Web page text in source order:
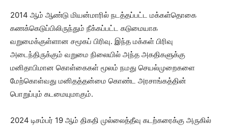
2014 ஆம் ஆண்டு மியன்மாரில் நடத்தப்பட்ட மக்கள்தொகை
கணக்கெடுப்பிலிருந்தும் நீக்கப்பட்ட கடுமையாக
வறுமைக்குள்ளான சமூகப் பிரிவு. இந்த மக்கள் பிரிவு
அடைந்திருக்கும் வறுமை நிலையில் அந்த அகதிகளுக்கு
மனிதாபிமான கொள்கைகள் மூலம் நமது செயல்முறைகளை
மேற்கொள்வது மனிதத்தன்மை கொண்ட அரசாங்கத்தின்
பொறுப்பும் கடமையுமாகும்.
2024 டிசம்பர் 19 ஆம் திகதி முல்லைத்தீவு கடற்கரைக்கு அருகில்